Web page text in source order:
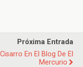
Próxima Entrada
Cisarro En El Blog De El
Mercurio